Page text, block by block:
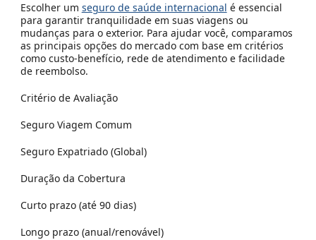
Escolher um seguro de saúde internacional é essencial
para garantir tranquilidade em suas viagens ou
mudanças para o exterior. Para ajudar você, comparamos
as principais opções do mercado com base em critérios
como custo-benefício, rede de atendimento e facilidade
de reembolso.
Critério de Avaliação
Seguro Viagem Comum
Seguro Expatriado (Global)
Duração da Cobertura
Curto prazo (até 90 dias)
Longo prazo (anual/renovável)